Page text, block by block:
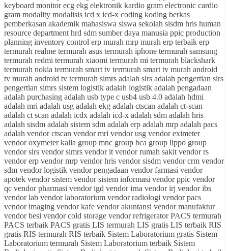
keyboard monitor ecg ekg elektronik kardio gram electronic cardio
gram modality modalisis icd x icd-x coding koding berkas
pemberkasan akademik mahasiswa siswa sekolah sisdm hris human
resource department hrd sdm sumber daya manusia ppic production
planning inventory control erp murah mrp murah erp terbaik erp
termurah realme termurah asus termurah iphone termurah samsung
termurah redmi termurah xiaomi termurah mi termurah blackshark
termurah nokia termurah smart tv termurah smart tv murah android
tv murah android tv termurah simrs adalah sirs adalah pengertian sirs
pengertian simrs sistem logistik adalah logistik adalah pengadaan
adalah purchasing adalah usb type c usb4 usb 4.0 adalah hdmi
adalah mri adalah usg adalah ekg adalah ctscan adalah ct-scan
adalah ct scan adalah icdx adalah icd-x adalah sdm adalah hris
adalah sisdm adalah sistem sdm adalah erp adalah mrp adalah pacs
adalah vendor ctscan vendor mri vendor usg vendor eximeter
vendor oxymeter kalla group mnc group bca group lippo group
vendor sirs vendor simrs vendor it vendor rumah sakit vendor rs
vendor erp vendor mrp vendor hris vendor sisdm vendor crm vendor
sdm vendor logistik vendor pengadaan vendor farmasi vendor
apotek vendor sistem vendor sistem informasi vendor ppic vendor
qc vendor pharmasi vendor igd vendor irna vendor irj vendor ibs
vendor lab vendor laboratorium vendor radiologi vendor pacs
vendor imaging vendor kafe vendor akuntansi vendor manufaktur
vendor besi vendor cold storage vendor refrigerator PACS termurah
PACS terbaik PACS gratis LIS termurah LIS gratis LIS terbaik RIS
gratis RIS termurah RIS terbaik Sistem Laboratorium gratis Sistem
Laboratorium termurah Sistem Laboratorium terbaik Sistem